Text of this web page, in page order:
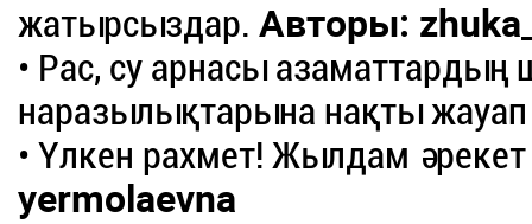
жатырсыздар.Авторы:
• Рас, су арнасы
наразылықтарына нақты
• Үлкен рахмет! Жылдам әрекет
yermolaevna